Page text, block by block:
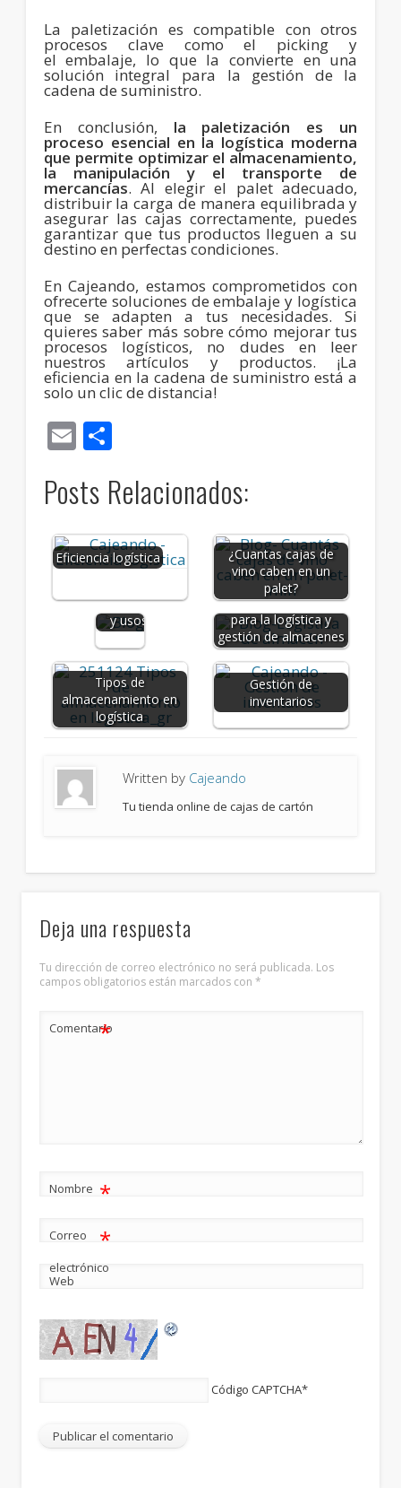
La paletización es compatible con otros
procesos clave como el picking y
el embalaje, lo que la convierte en una
solución integral para la gestión de la
cadena de suministro.
En conclusión, la paletización es un
proceso esencial en la logística moderna
que permite optimizar el almacenamiento,
la manipulación y el transporte de
mercancías. Al elegir el palet adecuado,
distribuir la carga de manera equilibrada y
asegurar las cajas correctamente, puedes
garantizar que tus productos lleguen a su
destino en perfectas condiciones.
En Cajeando, estamos comprometidos con
ofrecerte soluciones de embalaje y logística
que se adapten a tus necesidades. Si
quieres saber más sobre cómo mejorar tus
procesos logísticos, no dudes en leer
nuestros artículos y productos. ¡La
eficiencia en la cadena de suministro está a
solo un clic de distancia!
EmailCompartir
Posts Relacionados:
Eficiencia logística
¿Cuantas cajas de
vino caben en un
palet?
Tipos de
palets:
materiales
y usos
Mejores prácticas
para la logística y
gestión de almacenes
Tipos de
almacenamiento en
logística
Gestión de
inventarios
Written by Cajeando
Tu tienda online de cajas de cartón
Deja una respuesta
Tu dirección de correo electrónico no será publicada. Los
campos obligatorios están marcados con*
Comentario
*
Nombre *
Correo
electrónico
*
Web
Código CAPTCHA*